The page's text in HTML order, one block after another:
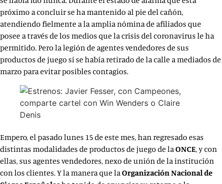
próximo a concluir se ha mantenido al pie del cañón,
atendiendo fielmente a la amplia nómina de afiliados que
posee a través de los medios que la crisis del coronavirus le ha
permitido. Pero la legión de agentes vendedores de sus
productos de juego sí se había retirado de la calle a mediados de
marzo para evitar posibles contagios.
Empero, el pasado lunes 15 de este mes, han regresado esas
distintas modalidades de productos de juego de laONCE, y con
ellas, sus agentes vendedores, nexo de unión de la institución
con los clientes. Y la manera que laOrganización Nacional de